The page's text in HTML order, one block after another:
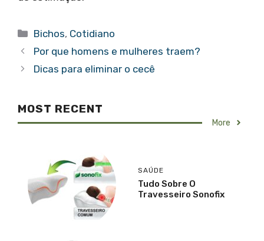
Categorias
Bichos, Cotidiano
Por que homens e mulheres traem?
Dicas para eliminar o cecê
MOST RECENT
More
SAÚDE
Tudo Sobre O
Travesseiro Sonofix